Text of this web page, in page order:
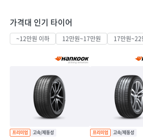
가격대 인기 타이어
~12만원 이하 12만원~17만원 17만원~22